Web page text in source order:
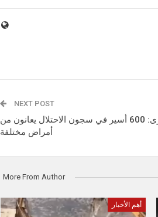
NEXT POST
شئون الأسرى: 600 أسير في سجون الاحتلال يعانون من
أمراض مختلفة
More From Author
أهم الأخبار